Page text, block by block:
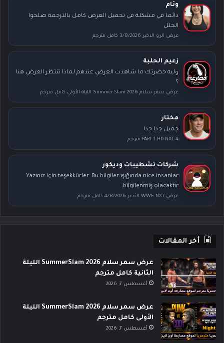
وئام
دائما في مشكلة في تحميل العرض كامل بالترجمة صلحوا
الخلل
عرض الرو الاخير 3/8/2026 كامل مترجم
زعيم الحلبة
وليه حضرتك ما شاهدت العرض عندهم لماذا تنتظر العرض هنا
؟
عرض سمر سلام SummerSlam 2026 الليلة الأولى كامل مترجم
مختار
جميل جدا جدا
PART 1 HD NXT 4 مترجم
شركات تشطيبات وديكور
Yazınız için teşekkürler. Bu bilgiler ışığında nice insanlar
bilgilenmiş olacaktır.
عرض WWE NXT الأخير 4/8/2026 كامل مترجم
أخر المقالات
عرض سمر سلام SummerSlam 2026 الليلة
الثانية كامل مترجم
أغسطس 7, 2026
عرض سمر سلام SummerSlam 2026 الليلة
الأولى كامل مترجم
أغسطس 7, 2026